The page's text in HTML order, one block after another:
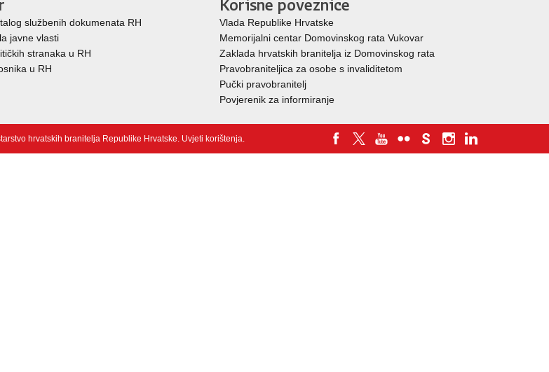
službenih dokumenata RH
javne vlasti
stranaka u RH
u RH
Vlada Republike Hrvatske
Memorijalni centar Domovinskog rata Vukovar
Zaklada hrvatskih branitelja iz Domovinskog rata
Pravobraniteljica za osobe s invaliditetom
Pučki pravobranitelj
Povjerenik za informiranje
hrvatskih branitelja Republike Hrvatske. Uvjeti korištenja.